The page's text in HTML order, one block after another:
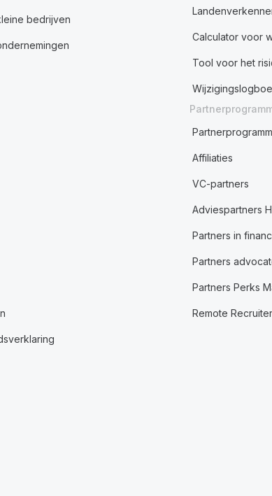
bedrijven
Calculator voor
Tool voor het
Affiliaties
VC-partners
Adviespartners
Partners in
Partners
Partners Perks
Remote